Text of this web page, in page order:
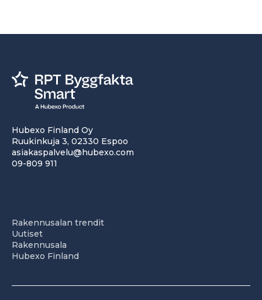
Hubexo Finland Oy
Ruukinkuja 3, 02330 Espoo
asiakaspalvelu@hubexo.com
09-809 911
Rakennusalan trendit
Uutiset
Rakennusala
Hubexo Finland